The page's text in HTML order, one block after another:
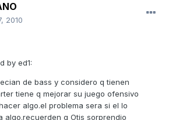
2010
by ed1:
de bass y considero q tienen
tiene q mejorar su juego ofensivo
algo.el problema sera si el lo
algo.recuerden q Otis sorprendio